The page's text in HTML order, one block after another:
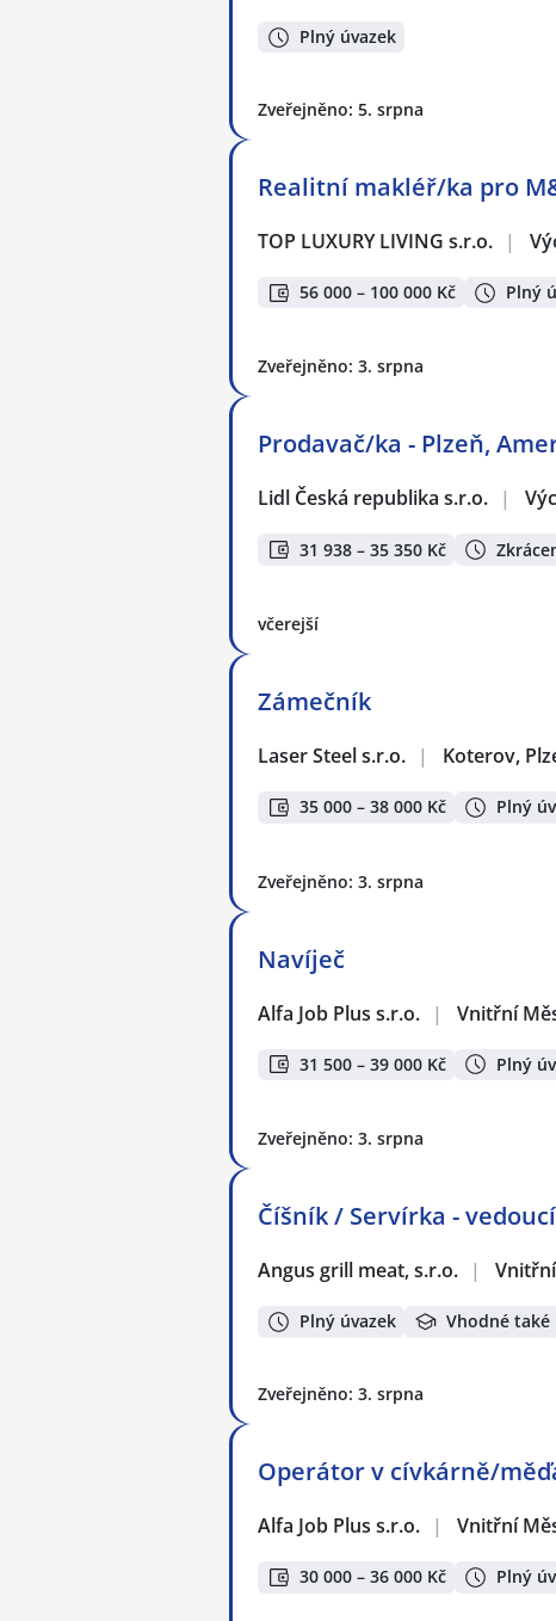
Plný úvazek
Zveřejněno: 5. srpna
Realitní makléř/ka pro
TOP LUXURY LIVING s.r.o. |
56 000 – 100 000 Kč Plný
Zveřejněno: 3. srpna
Prodavač/ka - Plzeň,
Lidl Česká republika s.r.o. |
31 938 – 35 350 Kč
včerejší
Zámečník
Laser Steel s.r.o. | Koterov,
35 000 – 38 000 Kč Plný
Zveřejněno: 3. srpna
Navíječ
Alfa Job Plus s.r.o. | Vnitřní
31 500 – 39 000 Kč Plný
Zveřejněno: 3. srpna
Číšník / Servírka -
Angus grill meat, s.r.o. |
Plný úvazek Vhodné
Zveřejněno: 3. srpna
Operátor v cívkárně/
Alfa Job Plus s.r.o. | Vnitřní
30 000 – 36 000 Kč Plný